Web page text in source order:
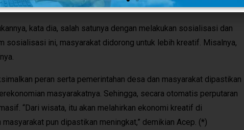
seluruh potensi agro bisnis di sektor wisata itu.
kata dia, salah satunya dengan melakukan sosialisasi dan
sosialisasi ini, masyarakat didorong untuk lebih kreatif. Misalnya,
peran serta pemerintahan desa dan masyarakat dipastikan
masyarakatnya. Sehingga, secara otomatis perputaran
“Dari wisata, itu akan melahirkan ekonomi kreatif di
pun dipastikan meningkat,” demikian Acep. (*)